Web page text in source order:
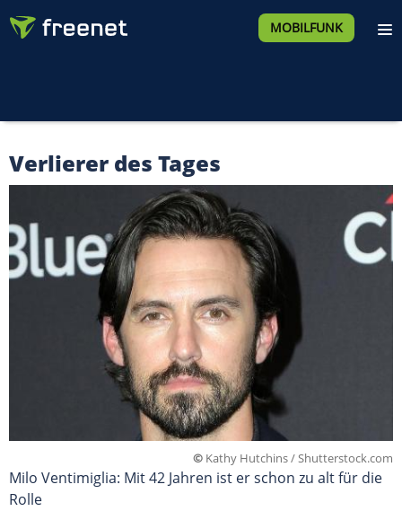
MOBILFUNK
Verlierer des Tages
© Kathy Hutchins / Shutterstock.com
Milo Ventimiglia: Mit 42 Jahren ist er schon zu alt für die
Rolle